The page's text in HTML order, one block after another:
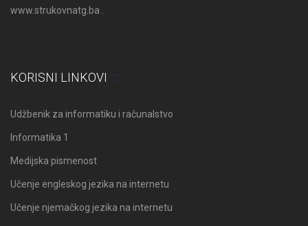
www.strukovnatg.ba .
KORISNI LINKOVI
Udžbenik za informatiku i računalstvo
Informatika 1
Medijska pismenost
Učenje engleskog jezika na internetu
Učenje njemačkog jezika na internetu